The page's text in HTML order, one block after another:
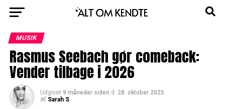
MUSIK
Rasmus Seebach gør comeback:
Vender tilbage i 2026
Udgivet 9 måneder siden d. 28. oktober 2025
Af Sarah S